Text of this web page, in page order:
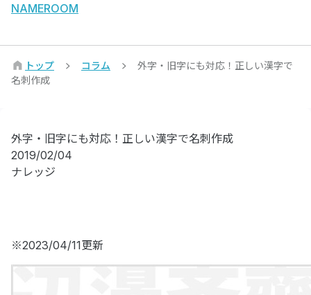
NAMEROOM
トップ コラム
外字・旧字にも対応！正しい漢字で
名刺作成
外字・旧字にも対応！正しい漢字で名刺作成
2019/02/04
ナレッジ
※2023/04/11更新